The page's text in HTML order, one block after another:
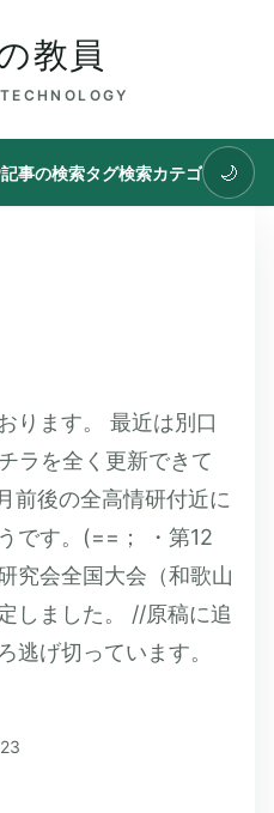
教員
記事の検索タグ検索カテゴリ 🌙
ります。 最近は別口
ラを全く更新できて
前後の全高情研付近に
です。(==； ・第12
究会全国大会（和歌山
しました。 //原稿に追
逃げ切っています。